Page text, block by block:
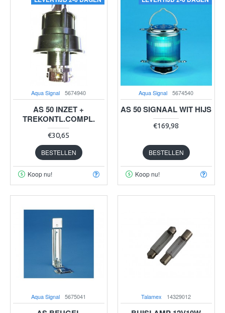
Aqua Signal 5674940
AS 50 INZET +
TREKONTL.COMPL.
€30,65
BESTELLEN
Koop nu!
Aqua Signal 5674540
AS 50 SIGNAAL WIT HIJS
€169,98
BESTELLEN
Koop nu!
Aqua Signal 5675041 Talamex 14329012